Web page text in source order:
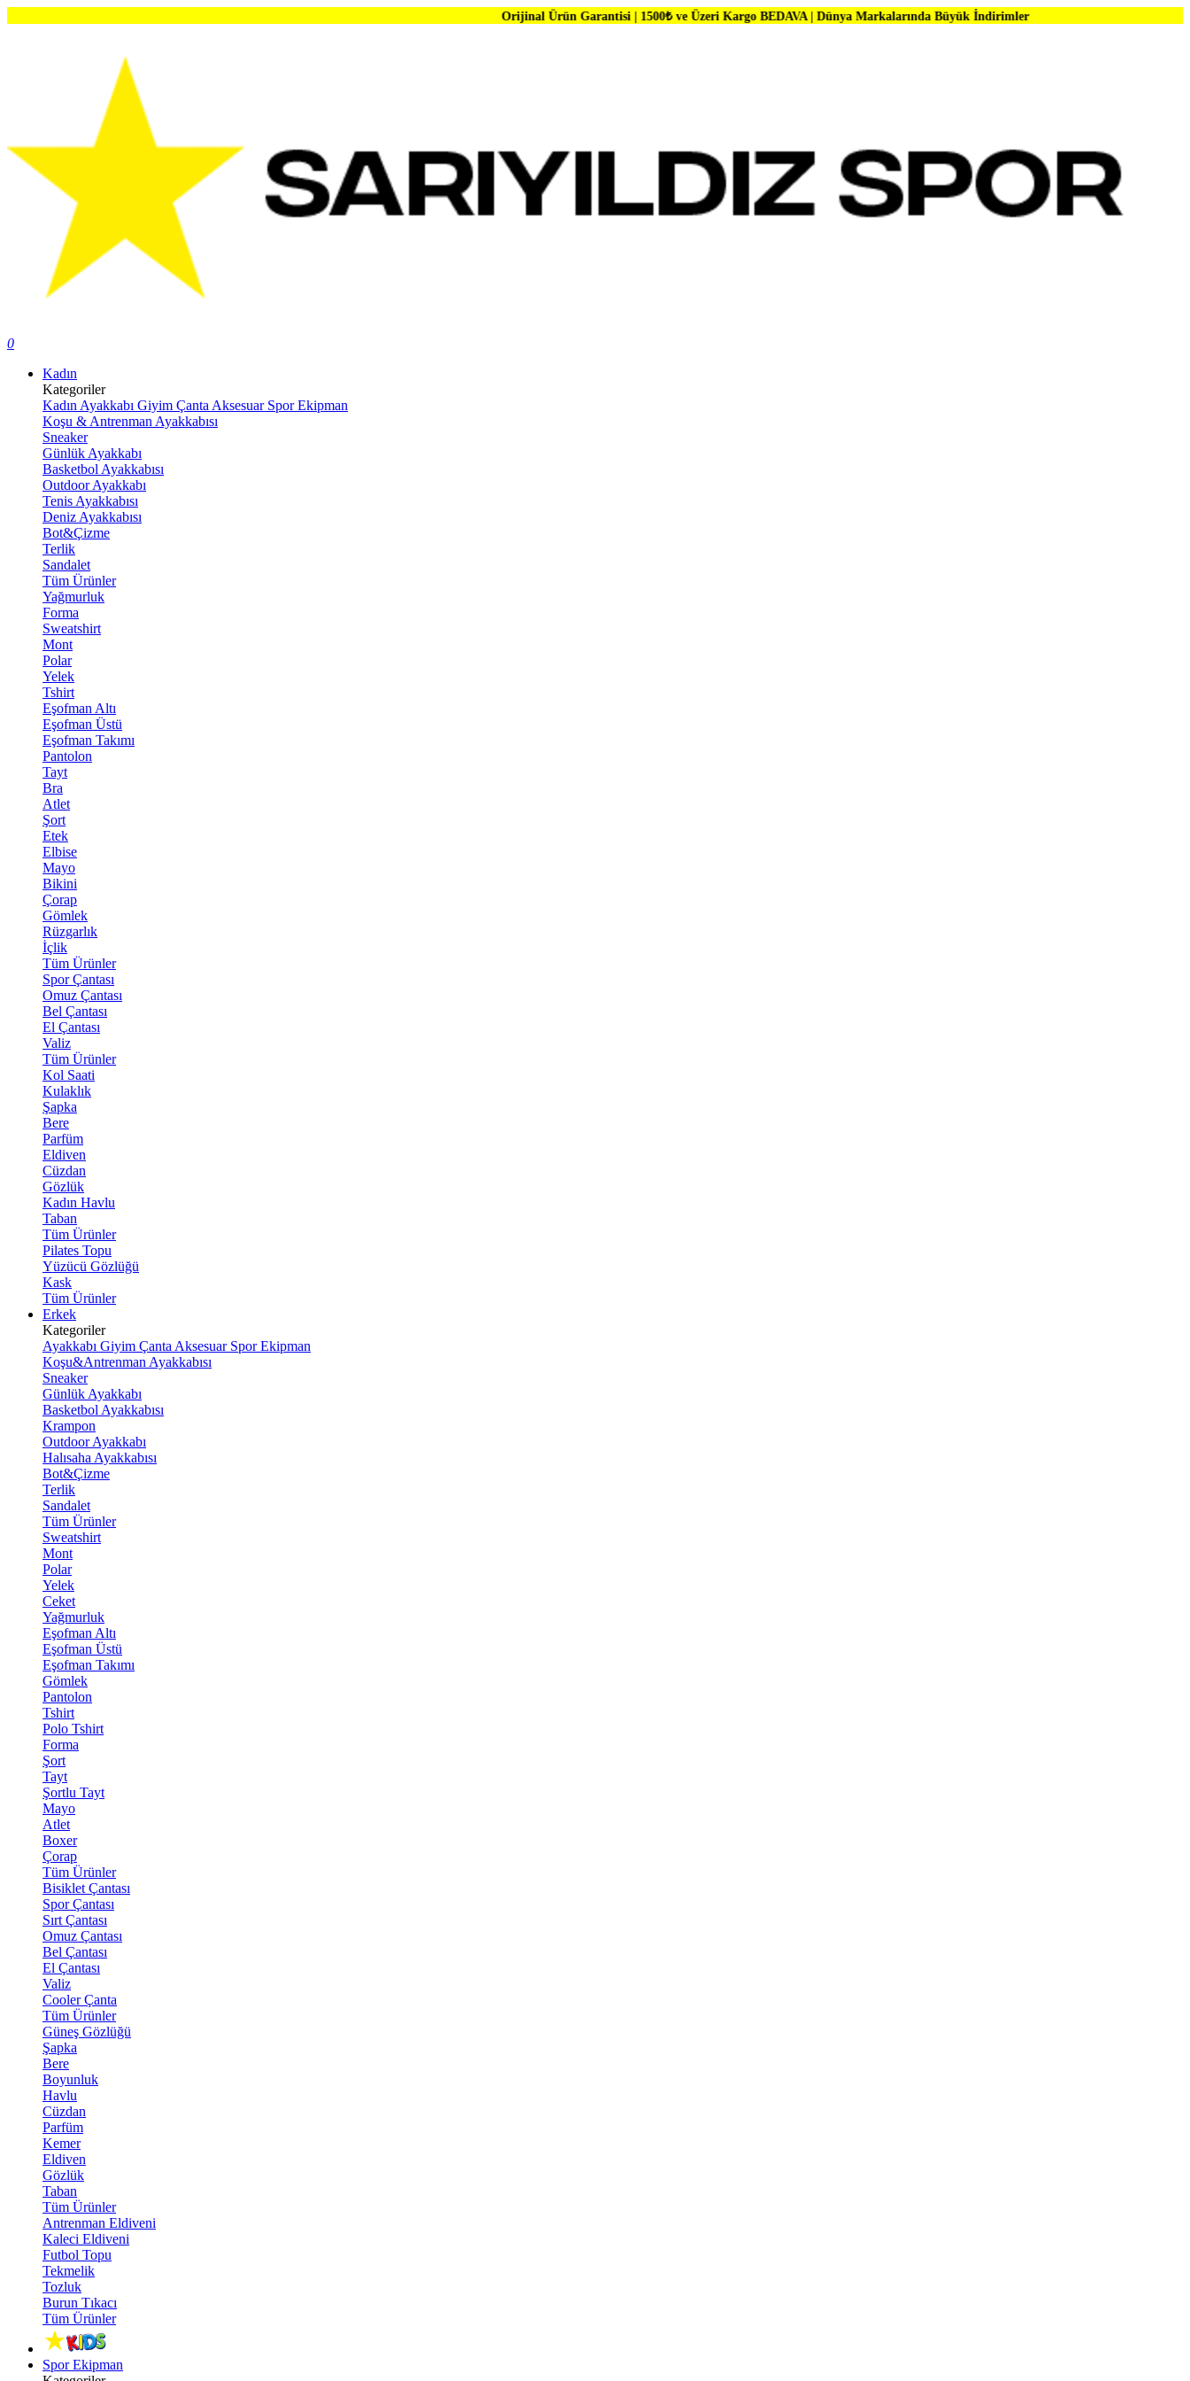
Orijinal Ürün Garantisi | 1500₺ ve Üzeri Kargo BEDAVA | Dünya Markalarında Büyük İndirimler
0
Kadın
Kategoriler
Kadın Ayakkabı Giyim Çanta Aksesuar Spor Ekipman
Koşu & Antrenman Ayakkabısı
Sneaker
Günlük Ayakkabı
Basketbol Ayakkabısı
Outdoor Ayakkabı
Tenis Ayakkabısı
Deniz Ayakkabısı
Bot&Çizme
Terlik
Sandalet
Tüm Ürünler
Yağmurluk
Forma
Sweatshirt
Mont
Polar
Yelek
Tshirt
Eşofman Altı
Eşofman Üstü
Eşofman Takımı
Pantolon
Tayt
Bra
Atlet
Şort
Etek
Elbise
Mayo
Bikini
Çorap
Gömlek
Rüzgarlık
İçlik
Tüm Ürünler
Spor Çantası
Omuz Çantası
Bel Çantası
El Çantası
Valiz
Tüm Ürünler
Kol Saati
Kulaklık
Şapka
Bere
Parfüm
Eldiven
Cüzdan
Gözlük
Kadın Havlu
Taban
Tüm Ürünler
Pilates Topu
Yüzücü Gözlüğü
Kask
Tüm Ürünler
Erkek
Kategoriler
Ayakkabı Giyim Çanta Aksesuar Spor Ekipman
Koşu&Antrenman Ayakkabısı
Sneaker
Günlük Ayakkabı
Basketbol Ayakkabısı
Krampon
Outdoor Ayakkabı
Halısaha Ayakkabısı
Bot&Çizme
Terlik
Sandalet
Tüm Ürünler
Sweatshirt
Mont
Polar
Yelek
Ceket
Yağmurluk
Eşofman Altı
Eşofman Üstü
Eşofman Takımı
Gömlek
Pantolon
Tshirt
Polo Tshirt
Forma
Şort
Tayt
Şortlu Tayt
Mayo
Atlet
Boxer
Çorap
Tüm Ürünler
Bisiklet Çantası
Spor Çantası
Sırt Çantası
Omuz Çantası
Bel Çantası
El Çantası
Valiz
Cooler Çanta
Tüm Ürünler
Güneş Gözlüğü
Şapka
Bere
Boyunluk
Havlu
Cüzdan
Parfüm
Kemer
Eldiven
Gözlük
Taban
Tüm Ürünler
Antrenman Eldiveni
Kaleci Eldiveni
Futbol Topu
Tekmelik
Tozluk
Burun Tıkacı
Tüm Ürünler
Spor Ekipman